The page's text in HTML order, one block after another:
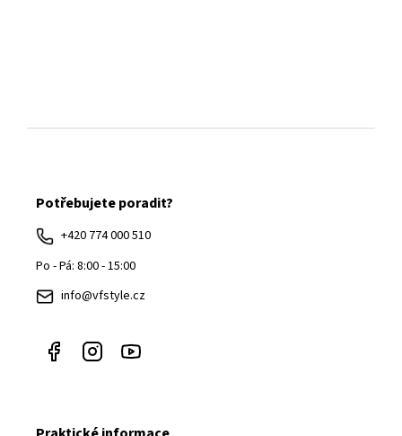
Potřebujete poradit?
+420 774 000 510
Po - Pá: 8:00 - 15:00
info@vfstyle.cz